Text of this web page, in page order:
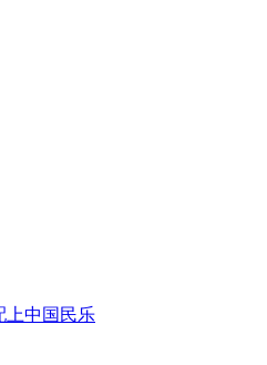
下狠手拳打脚踢
凌主义
上中国民乐